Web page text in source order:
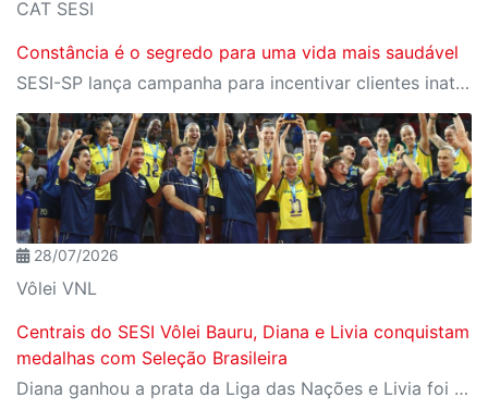
CAT SESI
Constância é o segredo para uma vida mais saudável
SESI-SP lança campanha para incentivar clientes inativos a retomarem a prática de atividades físicas, esporte e lazer com benefícios exclusivos
28/07/2026
Vôlei VNL
Centrais do SESI Vôlei Bauru, Diana e Livia conquistam
medalhas com Seleção Brasileira
Diana ganhou a prata da Liga das Nações e Livia foi campeã da Copa Sul-Americana com Seleção B